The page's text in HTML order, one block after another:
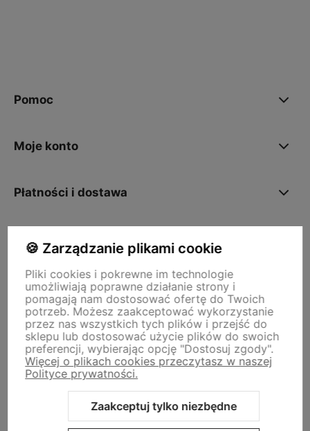
Pomoc
Moje konto
Płatności i dostawa
Storm - sklep plastyczny
Adres sklepu internetowego:ul. Kazimierza Wielkiego 29a, 50-077
WrocławSiedziba firmy:ul. Jana Uphagena 19, 80-237 Gdańsk NIP:
5840152571
zamowienia@stormplastyczny.pl| Tel.:781350938
🍪 Zarządzanie plikami cookie
Pliki cookies i pokrewne im technologie
umożliwiają poprawne działanie strony i
pomagają nam dostosować ofertę do Twoich
potrzeb. Możesz zaakceptować wykorzystanie
przez nas wszystkich tych plików i przejść do
sklepu lub dostosować użycie plików do swoich
preferencji, wybierając opcję "Dostosuj zgody".
Więcej o plikach cookies przeczytasz w naszej
Polityce prywatności.
Zaakceptuj tylko niezbędne